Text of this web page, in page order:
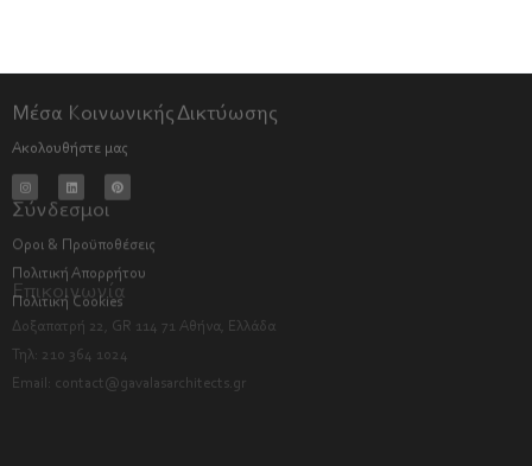
Μέσα Κοινωνικής Δικτύωσης
Ακολουθήστε μας
Σύνδεσμοι
Όροι & Προϋποθέσεις
Πολιτική Απορρήτου
Πολιτική Cookies
Επικοινωνία